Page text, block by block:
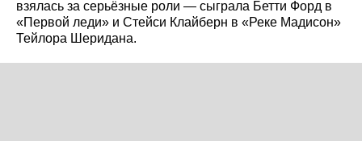
взялась за серьёзные роли — сыграла Бетти Форд в
«Первой леди» и Стейси Клайберн в «Реке Мадисон»
Тейлора Шеридана.